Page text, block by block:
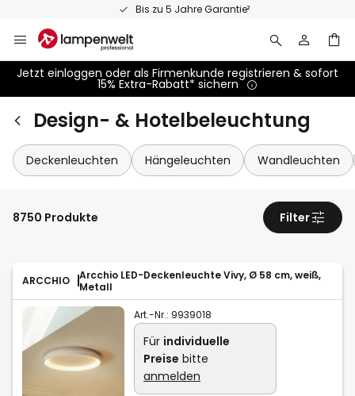
Bis zu 5 Jahre Garantie²
Inhalt
springen
Jetzt einloggen oder als Firmenkunde registrieren & sofort
15% Extra-Rabatt* sichern
Design- & Hotelbeleuchtung
Deckenleuchten Hängeleuchten Wandleuchten
ARCCHIO
Arcchio LED-Deckenleuchte Vivy, Ø 58 cm, weiß,
Metall
Art.-Nr.: 9939018
Für individuelle
Preise bitte
anmelden
8750 Produkte Filter